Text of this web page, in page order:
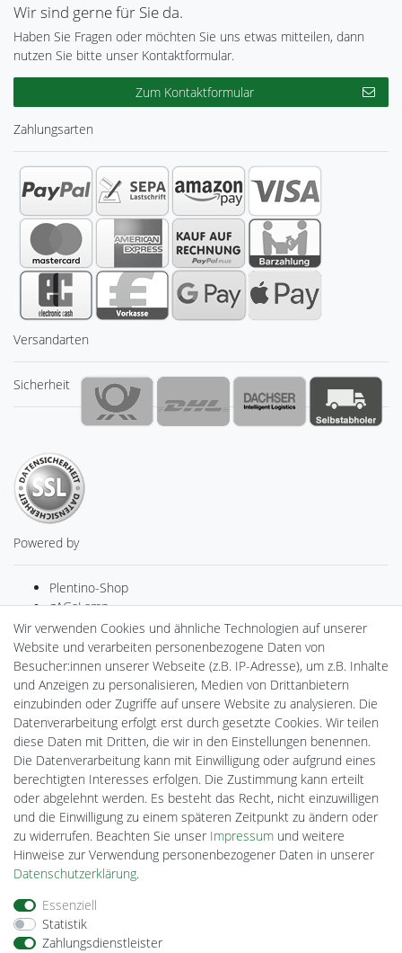
Wir sind gerne für Sie da.
Haben Sie Fragen oder möchten Sie uns etwas mitteilen, dann
nutzen Sie bitte unser Kontaktformular.
Zum Kontaktformular
Zahlungsarten
Versandarten
Sicherheit
Powered by
Plentino-Shop
gAGaLamp
Drohnenstore24
MeinUSB
Batteriespeicher
PlentiSolar
Gebrauchtlicht
Ledkauf
DEYESOLAR
Lightech Connect
CardanLight Europe
FORTIMO LEDs
Cardanlight-Shop
Wallbox24
Wir verwenden Cookies und ähnliche Technologien auf unserer
Website und verarbeiten personenbezogene Daten von
Besucher:innen unserer Webseite (z.B. IP-Adresse), um z.B. Inhalte
und Anzeigen zu personalisieren, Medien von Drittanbietern
einzubinden oder Zugriffe auf unsere Website zu analysieren. Die
Datenverarbeitung erfolgt erst durch gesetzte Cookies. Wir teilen
diese Daten mit Dritten, die wir in den Einstellungen benennen.
Die Datenverarbeitung kann mit Einwilligung oder aufgrund eines
berechtigten Interesses erfolgen. Die Zustimmung kann erteilt
oder abgelehnt werden. Es besteht das Recht, nicht einzuwilligen
und die Einwilligung zu einem späteren Zeitpunkt zu ändern oder
zu widerrufen. Beachten Sie unser Impressum und weitere
Hinweise zur Verwendung personenbezogener Daten in unserer
Daten­schutz­erklärung.
Essenziell
Statistik
Zahlungsdienstleister